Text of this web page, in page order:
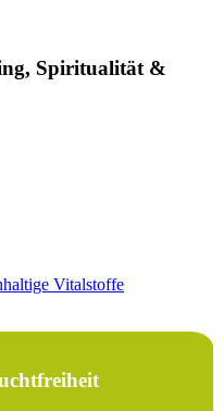
Spiritualität &
Vitalstoffe